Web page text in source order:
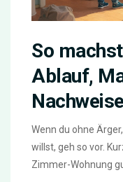
So
Ablauf,
Nachweise
Wenn du ohne
willst, geh so vor.
Zimmer-Wohnung